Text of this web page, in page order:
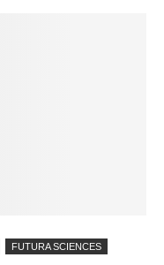
FUTURA SCIENCES